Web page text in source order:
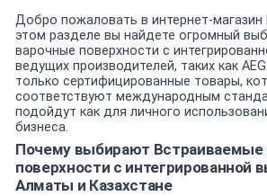
Добро пожаловать в интернет-
этом разделе вы найдете огромный
варочные поверхности с
ведущих производителей, таких как
только сертифицированные товары,
соответствуют международным
подойдут как для личного
бизнеса.
Почему выбирают Встраиваемые
поверхности с интегрированной
Алматы и Казахстане